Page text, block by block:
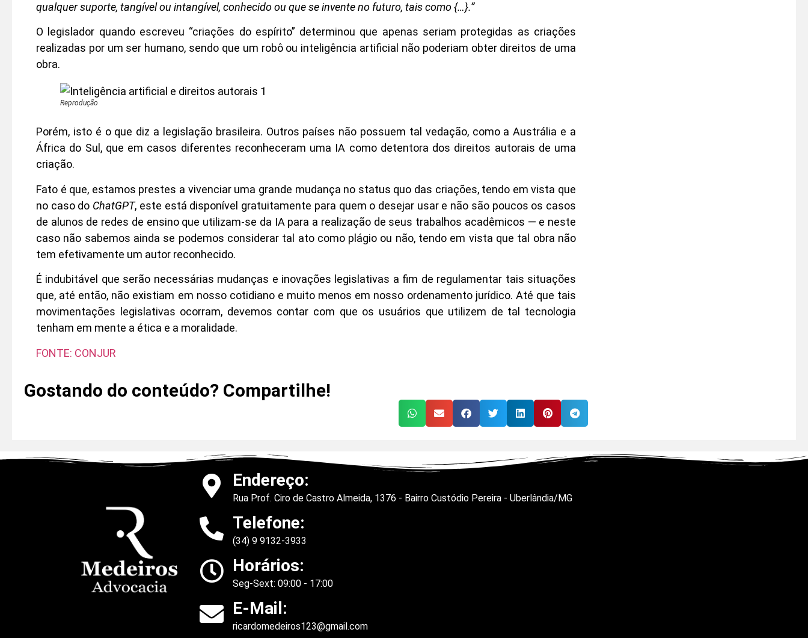
qualquer suporte, tangível ou intangível, conhecido ou que se invente no futuro, tais como {…}.”
O legislador quando escreveu “criações do espírito” determinou que apenas seriam protegidas as criações
realizadas por um ser humano, sendo que um robô ou inteligência artificial não poderiam obter direitos de uma
obra.
Reprodução
Porém, isto é o que diz a legislação brasileira. Outros países não possuem tal vedação, como a Austrália e a
África do Sul, que em casos diferentes reconheceram uma IA como detentora dos direitos autorais de uma
criação.
Fato é que, estamos prestes a vivenciar uma grande mudança no status quo das criações, tendo em vista que
no caso do ChatGPT, este está disponível gratuitamente para quem o desejar usar e não são poucos os casos
de alunos de redes de ensino que utilizam-se da IA para a realização de seus trabalhos acadêmicos — e neste
caso não sabemos ainda se podemos considerar tal ato como plágio ou não, tendo em vista que tal obra não
tem efetivamente um autor reconhecido.
É indubitável que serão necessárias mudanças e inovações legislativas a fim de regulamentar tais situações
que, até então, não existiam em nosso cotidiano e muito menos em nosso ordenamento jurídico. Até que tais
movimentações legislativas ocorram, devemos contar com que os usuários que utilizem de tal tecnologia
tenham em mente a ética e a moralidade.
FONTE: CONJUR
Gostando do conteúdo? Compartilhe!
Endereço:
Rua Prof. Ciro de Castro Almeida, 1376 - Bairro Custódio Pereira - Uberlândia/MG
Telefone:
(34) 9 9132-3933
Horários:
Seg-Sext: 09:00 - 17:00
E-Mail:
ricardomedeiros123@gmail.com